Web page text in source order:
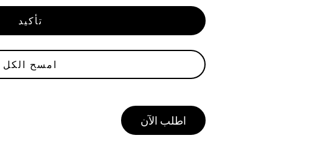
تأكيد
امسح الكل
اطلب الآن